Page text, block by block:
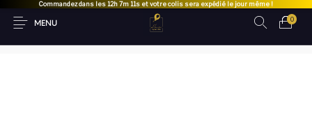
MENU
0
Commandez dans les12h 7m 11s et votre colis sera expédié le jour même !